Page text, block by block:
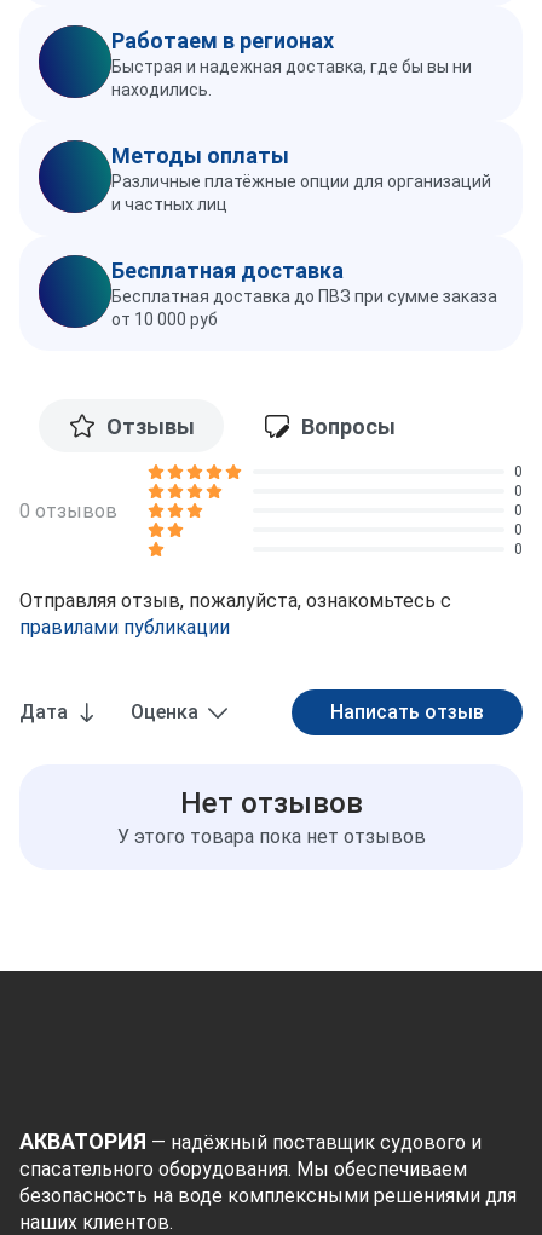
Работаем в регионах
Быстрая и надежная доставка, где бы вы ни
находились.
Методы оплаты
Различные платёжные опции для организаций
и частных лиц
Бесплатная доставка
Бесплатная доставка до ПВЗ при сумме заказа
от 10 000 руб
Отзывы Вопросы
Дата Оценка
Нет отзывов
У этого товара пока нет отзывов
0 отзывов
0
0
0
0
0
Отправляя отзыв, пожалуйста, ознакомьтесь с
правилами публикации
АКВАТОРИЯ — надёжный поставщик судового и
спасательного оборудования. Мы обеспечиваем
безопасность на воде комплексными решениями для
наших клиентов.